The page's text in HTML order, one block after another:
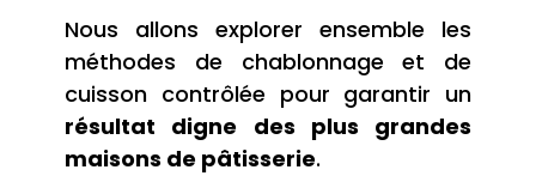
Nous allons explorer ensemble les
méthodes de chablonnage et de
cuisson contrôlée pour garantir un
résultat digne des plus grandes
maisons de pâtisserie.